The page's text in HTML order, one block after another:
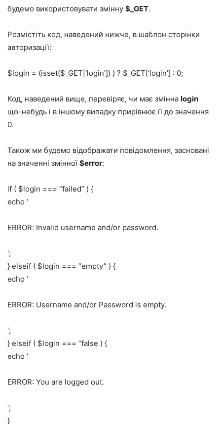
будемо використовувати змінну $_GET.
Розмістіть код, наведений нижче, в шаблон сторінки
авторизації:
$login = (isset($_GET[‘login’]) ) ? $_GET[‘login’] : 0;
Код, наведений вище, перевіряє, чи має змінна login
що-небудь і в іншому випадку прирівнює її до значення
0.
Також ми будемо відображати повідомлення, засновані
на значенні змінної $error:
if ( $login === “failed” ) {
echo ‘
ERROR: Invalid username and/or password.
‘;
} elseif ( $login === “empty” ) {
echo ‘
ERROR: Username and/or Password is empty.
‘;
} elseif ( $login === “false ) {
echo ‘
ERROR: You are logged out.
‘;
}